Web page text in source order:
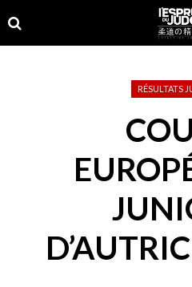
to
navigation
to
content
RÉSULTATS